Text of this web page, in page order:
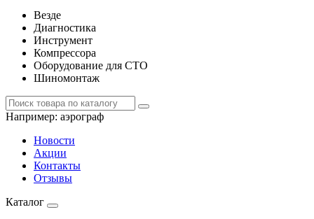
Везде
Диагностика
Инструмент
Компрессора
Оборудование для СТО
Шиномонтаж
Например: аэрограф
Новости
Акции
Контакты
Отзывы
Каталог